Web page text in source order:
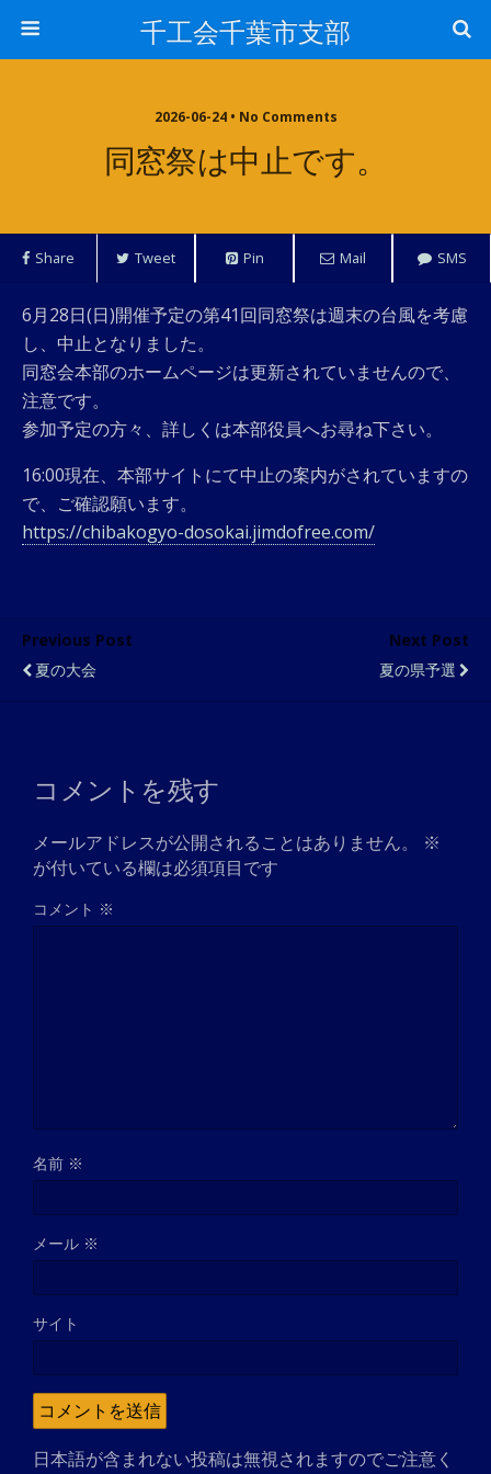
千工会千葉市支部
2026-06-24 • No Comments
同窓祭は中止です。
Share Tweet Pin Mail SMS
6月28日(日)開催予定の第41回同窓祭は週末の台風を考慮
し、中止となりました。
同窓会本部のホームページは更新されていませんので、
注意です。
参加予定の方々、詳しくは本部役員へお尋ね下さい。
16:00現在、本部サイトにて中止の案内がされていますの
で、ご確認願います。
https://chibakogyo-dosokai.jimdofree.com/
Previous Post
夏の大会
Next Post
夏の県予選
コメントを残す
メールアドレスが公開されることはありません。
※
が付いている欄は必須項目です
コメント ※
名前 ※
メール ※
サイト
日本語が含まれない投稿は無視されますのでご注意く